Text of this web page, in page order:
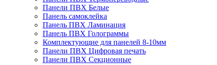
Панели ПВХ Белые
Панель самоклейка
Панель ПВХ Ламинация
Панель ПВХ Голограммы
Комплектующие для панелей 8-10мм
Панели ПВХ Цифровая печать
Панели ПВХ Секционные